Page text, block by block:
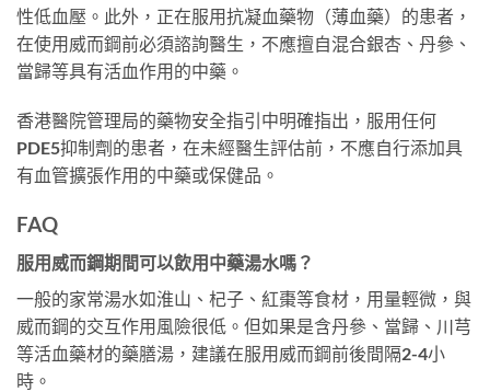
性低血壓。此外，正在服用抗凝血藥物（薄血藥）的患者，
在使用威而鋼前必須諮詢醫生，不應擅自混合銀杏、丹參、
當歸等具有活血作用的中藥。
香港醫院管理局的藥物安全指引中明確指出，服用任何
PDE5抑制劑的患者，在未經醫生評估前，不應自行添加具
有血管擴張作用的中藥或保健品。
FAQ
服用威而鋼期間可以飲用中藥湯水嗎？
一般的家常湯水如淮山、杞子、紅棗等食材，用量輕微，與
威而鋼的交互作用風險很低。但如果是含丹參、當歸、川芎
等活血藥材的藥膳湯，建議在服用威而鋼前後間隔2-4小
時。